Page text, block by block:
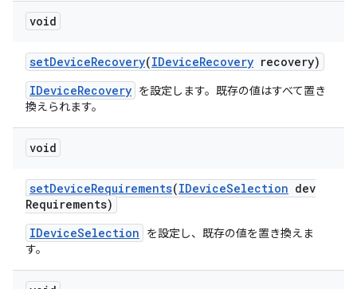
void
setDeviceRecovery(IDeviceRecovery recovery)
IDeviceRecovery を設定します。既存の値はすべて置き
換えられます。
void
setDeviceRequirements(IDeviceSelection dev
Requirements)
IDeviceSelection
を設定し、既存の値を置き換えま
す。